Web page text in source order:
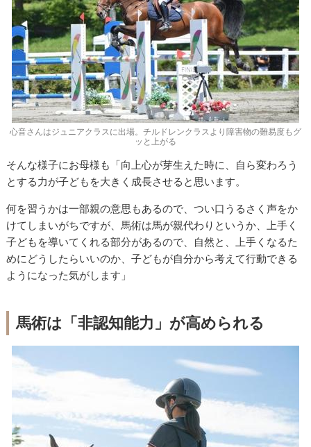
心音さんはジュニアクラスに出場。チルドレンクラスより障害物の難易度もグ
ッと上がる
そんな様子にお母様も「向上心が芽生えた時に、自ら変わろう
とする力が子どもを大きく成長させると思います。
何を習うかは一部親の意思もあるので、つい口うるさく声をか
けてしまいがちですが、馬術は馬が親代わりというか、上手く
子どもを導いてくれる部分があるので、自然と、上手くなるた
めにどうしたらいいのか、子どもが自分から考えて行動できる
ようになった気がします」
馬術は「非認知能力」が高められる